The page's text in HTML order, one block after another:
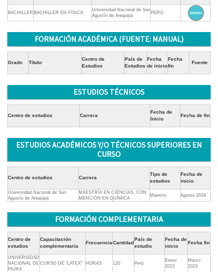
BACHILLER BACHILLER EN FÍSICA
Universidad Nacional de San
Agustín de Arequipa
PERÚ
FORMACIÓN ACADÉMICA (FUENTE: MANUAL)
Grado Título
Centro de
Estudios
País de
Estudios
Fecha
de inicio
Fecha
fin
Fuente
ESTUDIOS TÉCNICOS
Centro de estudios Carrera
Fecha de
Inicio
Fecha de fin
ESTUDIOS ACADÉMICOS Y/O TÉCNICOS SUPERIORES EN
CURSO
Centro de estudios Carrera
Tipo de
estudios
Fecha de
inicio
Universidad Nacional de San
Agustín de Arequipa
MAESTRÍA EN CIENCIAS, CON
MENCIÓN EN QUÍMICA
Maestro Agosto 2024
FORMACIÓN COMPLEMENTARIA
Centro de
estudios
Capacitación
complementaria
FrecuenciaCantidad
País de
estudio
Fecha de
inicio
Fecha fin
UNIVERSIDAD
NACIONAL DE
PIURA
CURSO DE "LATEX" HORAS 120 Perú
Enero
2023
Marzo
2023